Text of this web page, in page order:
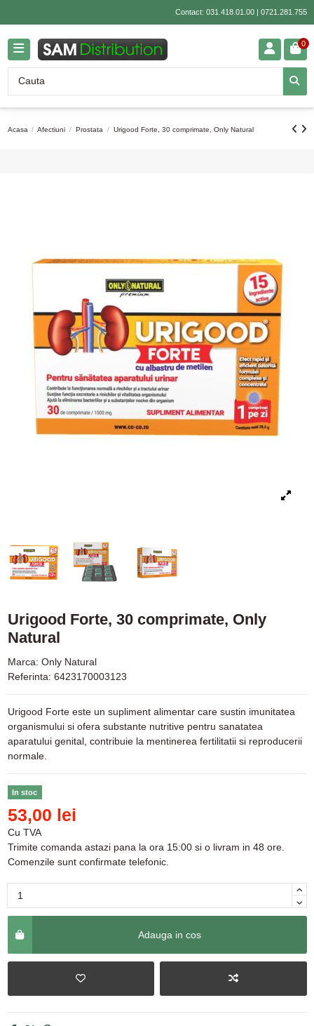
Contact: 031.418.01.00| 0721.281.755
0
Acasa Afectiuni Prostata Urigood Forte, 30 comprimate, Only Natural
Urigood Forte, 30 comprimate, Only
Natural
Marca: Only Natural
Referinta: 6423170003123
Urigood Forte este un supliment alimentar care sustin imunitatea
organismului si ofera substante nutritive pentru sanatatea
aparatului genital, contribuie la mentinerea fertilitatii si reproducerii
normale.
In stoc
53,00 lei
Cu TVA
Trimite comanda astazi pana la ora 15:00 si o livram in 48 ore.
Comenzile sunt confirmate telefonic.
Adauga in cos